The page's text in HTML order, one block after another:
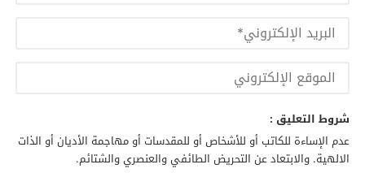
شروط التعليق :
عدم الإساءة للكاتب أو للأشخاص أو للمقدسات أو مهاجمة الأديان أو الذات
الالهية. والابتعاد عن التحريض الطائفي والعنصري والشتائم.